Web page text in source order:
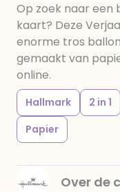
Op zoek naar een
kaart? Deze
enorme tros
gemaakt van
online.
Hallmark 2 in 1
Papier
Over de